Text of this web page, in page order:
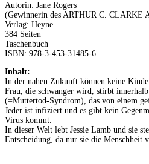
Autorin: Jane Rogers
(Gewinnerin des ARTHUR C. CLARKE
Verlag: Heyne
384 Seiten
Taschenbuch
ISBN: 978-3-453-31485-6
Inhalt:
In der nahen Zukunft können keine
Frau, die schwanger wird, stirbt
(=Muttertod-Syndrom), das von einem
Jeder ist infiziert und es gibt kein
Virus kommt.
In dieser Welt lebt Jessie Lamb und sie
Entscheidung, da nur sie die Menschheit